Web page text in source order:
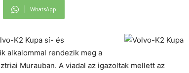
WhatsApp
K2 Kupa sí- és
alkalommal rendezik meg a
Murauban. A viadal az igazoltak mellett az